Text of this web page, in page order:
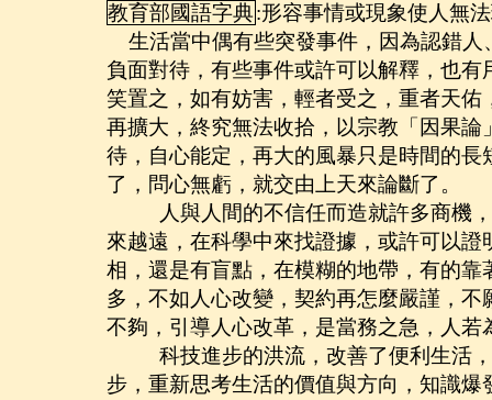
教育部國語字典:形容事情或現象使人無
生活當中偶有些突發事件，因為認錯
負面對待，有些事件或許可以解釋，也
笑置之，如有妨害，輕者受之，重者天
再擴大，終究無法收拾，以宗教「因果
待，自心能定，再大的風暴只是時間的
了，問心無虧，就交由上天來論斷了。
人與人間的不信任而造就許多商機
來越遠，在科學中來找證據，或許可以
相，還是有盲點，在模糊的地帶，有的
多，不如人心改變，契約再怎麼嚴謹，
不夠，引導人心改革，是當務之急，人
科技進步的洪流，改善了便利生活
步，重新思考生活的價值與方向，知識